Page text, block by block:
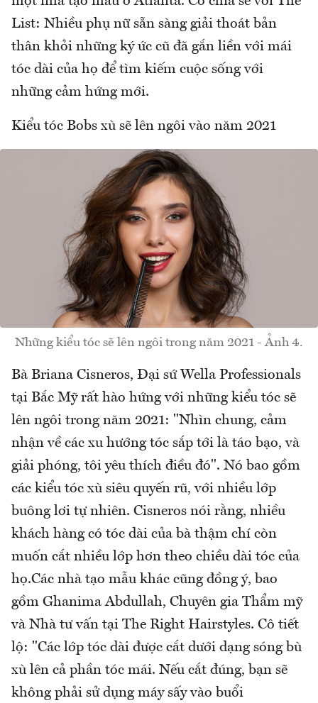
List: Nhiều phụ nữ sẵn sàng giải thoát bản
thân khỏi những ký ức cũ đã gắn liền với mái
tóc dài của họ để tìm kiếm cuộc sống với
những cảm hứng mới.
Kiểu tóc Bobs xù sẽ lên ngôi vào năm 2021
Những kiểu tóc sẽ lên ngôi trong năm 2021 - Ảnh 4.
Bà Briana Cisneros, Đại sứ Wella Professionals
tại Bắc Mỹ rất hào hứng với những kiểu tóc sẽ
lên ngôi trong năm 2021: "Nhìn chung, cảm
nhận về các xu hướng tóc sắp tới là táo bạo, và
giải phóng, tôi yêu thích điều đó". Nó bao gồm
các kiểu tóc xù siêu quyến rũ, với nhiều lớp
buông lơi tự nhiên. Cisneros nói rằng, nhiều
khách hàng có tóc dài của bà thậm chí còn
muốn cắt nhiều lớp hơn theo chiều dài tóc của
họ.Các nhà tạo mẫu khác cũng đồng ý, bao
gồm Ghanima Abdullah, Chuyên gia Thẩm mỹ
và Nhà tư vấn tại The Right Hairstyles. Cô tiết
lộ: "Các lớp tóc dài được cắt dưới dạng sóng bù
xù lên cả phần tóc mái. Nếu cắt đúng, bạn sẽ
không phải sử dụng máy sấy vào buổi